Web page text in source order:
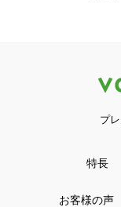
プ
特長
お客様の声